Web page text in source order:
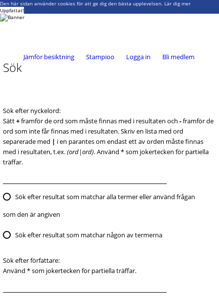
Den här sidan använder cookies för att ge dig den bästa upplevelsen. Lär dig mer
Uppfattat!
Jämför besiktning Stampioo Logga in Bli medlem
Sök
Sök efter nyckelord:
Sätt+framför de ord som måste finnas med i resultaten och -framför de
ord som inte får finnas med i resultaten. Skriv en lista med ord
separerade med | i en parantes om endast ett av orden måste finnas
med i resultaten, t.ex.(ord|ord). Använd * som jokertecken för partiella
träffar.
Sök efter resultat som matchar alla termer eller använd frågan
som den är angiven
Sök efter resultat som matchar någon av termerna
Sök efter författare:
Använd * som jokertecken för partiella träffar.